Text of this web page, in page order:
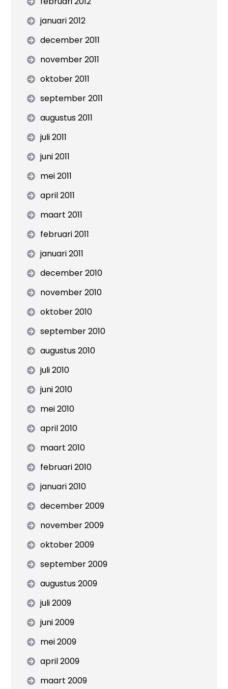
januari 2012
december 2011
november 2011
oktober 2011
september 2011
augustus 2011
juli 2011
juni 2011
mei 2011
april 2011
maart 2011
februari 2011
januari 2011
december 2010
november 2010
oktober 2010
september 2010
augustus 2010
juli 2010
juni 2010
mei 2010
april 2010
maart 2010
februari 2010
januari 2010
december 2009
november 2009
oktober 2009
september 2009
augustus 2009
juli 2009
juni 2009
mei 2009
april 2009
maart 2009